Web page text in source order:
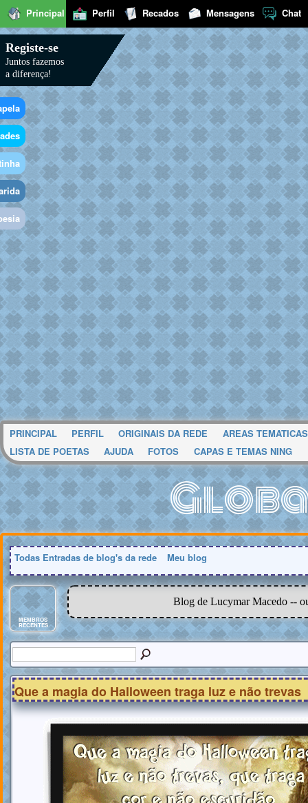
PRINCIPAL PERFIL ORIGINAIS DA REDE
AREAS TEMATICAS
LISTA DE POETAS
AJUDA FOTOS CAPAS E TEMAS NING
Todas Entradas de blog's da rede Meu blog
MEMBROS
RECENTES
Blog de Lucymar Macedo --
Que a magia do Halloween traga luz e não trevas
Principal Perfil Recados Mensagens Chat
Registe-se
Juntos fazemos
a diferença!